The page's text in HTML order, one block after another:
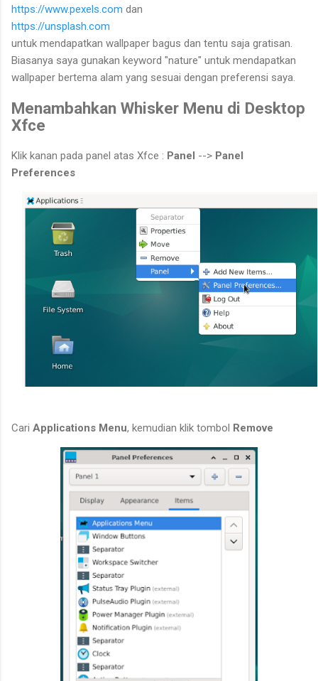
https://www.pexels.com dan
https://unsplash.com
untuk mendapatkan wallpaper bagus dan tentu saja gratisan.
Biasanya saya gunakan keyword "nature" untuk mendapatkan
wallpaper bertema alam yang sesuai dengan preferensi saya.
Menambahkan Whisker Menu di Desktop
Xfce
Klik kanan pada panel atas Xfce : Panel --> Panel
Preferences
Cari Applications Menu, kemudian klik tombol Remove